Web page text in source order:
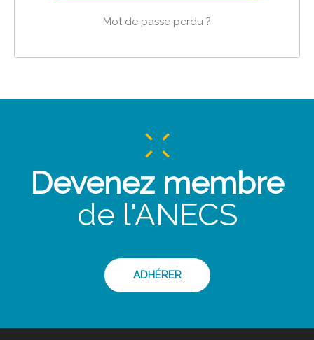
Mot de passe perdu ?
Devenez membre
de l'ANECS
ADHÉRER